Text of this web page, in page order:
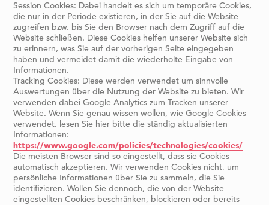
Session Cookies: Dabei handelt es sich um temporäre Cookies,
die nur in der Periode existieren, in der Sie auf die Website
zugreifen bzw. bis Sie den Browser nach dem Zugriff auf die
Website schließen. Diese Cookies helfen unserer Website sich
zu erinnern, was Sie auf der vorherigen Seite eingegeben
haben und vermeidet damit die wiederholte Eingabe von
Informationen.
Tracking Cookies: Diese werden verwendet um sinnvolle
Auswertungen über die Nutzung der Website zu bieten. Wir
verwenden dabei Google Analytics zum Tracken unserer
Website. Wenn Sie genau wissen wollen, wie Google Cookies
verwendet, lesen Sie hier bitte die ständig aktualisierten
Informationen:
https://www.google.com/policies/technologies/cookies/
Die meisten Browser sind so eingestellt, dass sie Cookies
automatisch akzeptieren. Wir verwenden Cookies nicht, um
persönliche Informationen über Sie zu sammeln, die Sie
identifizieren. Wollen Sie dennoch, die von der Website
eingestellten Cookies beschränken, blockieren oder bereits